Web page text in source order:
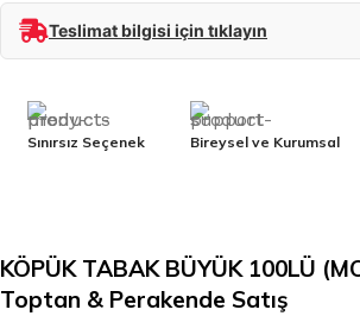
Teslimat bilgisi için tıklayın
Sınırsız Seçenek Bireysel ve Kurumsal
KÖPÜK TABAK BÜYÜK 100LÜ
Toptan & Perakende Satış